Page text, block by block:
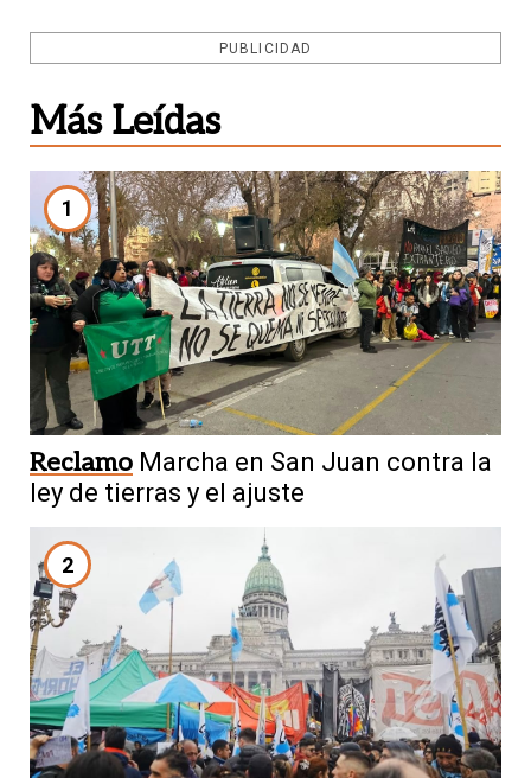
PUBLICIDAD
Más Leídas
1
Reclamo Marcha en San Juan contra la
ley de tierras y el ajuste
2